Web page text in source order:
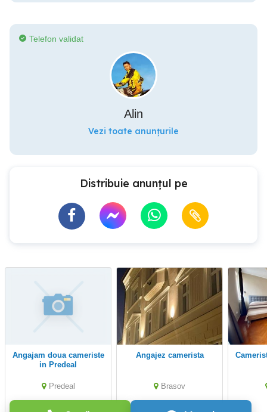
Telefon validat
Alin
Vezi toate anunțurile
Distribuie anunțul pe
Angajam doua cameriste
in Predeal
Predeal
Angajez camerista
Brasov